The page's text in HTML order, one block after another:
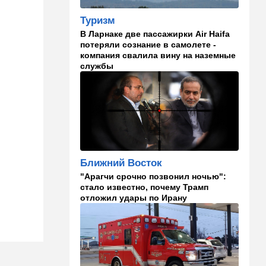
09:00 В мире
Детали инцидента в
аэропорту Лейпцига: чудо
спасло от чудовищного
взрыва
В мире
Подросток открыл огонь в
школе под Бангкоком:
погибли семь человек
07:55 Израиль
Израиль разрабатывает
собственный малозаметный
боевой беспилотник нового
поколения
07:50 Ближний Восток
Стоп Израилю, стоп
Америке: в Иране готовят
законопроект по Ормузу
Туризм
В Ларнаке две пассажирки Air Haifa
потеряли сознание в самолете -
компания свалила вину на наземные
службы
Ближний Восток
"Арагчи срочно позвонил ночью":
стало известно, почему Трамп
отложил удары по Ирану